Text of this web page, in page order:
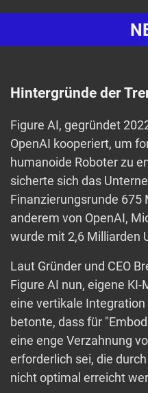
Hintergründe der
Figure AI, gegründet
OpenAI kooperiert, um
humanoide Roboter zu
sicherte sich das
Finanzierungsrunde 675
anderem von OpenAI,
wurde mit 2,6 Milliarden
Laut Gründer und CEO
Figure AI nun, eigene
eine vertikale
betonte, dass für
eine enge Verzahnung
erforderlich sei, die
nicht optimal erreicht